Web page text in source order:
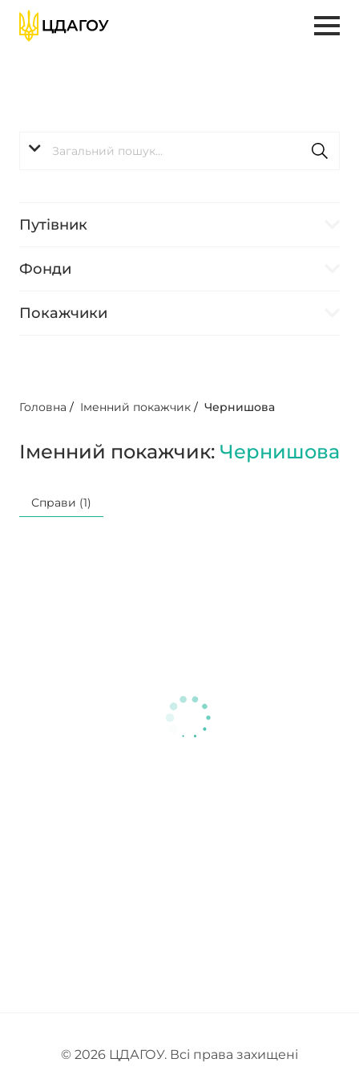
Путівник
Фонди
Покажчики
Головна / Іменний покажчик / Чернишова
Іменний покажчик: Чернишова
Справи (1)
© 2026 ЦДАГОУ. Всі права захищені